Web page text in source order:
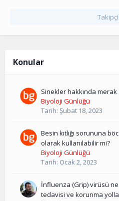
Konular
Sinekler hakkında
Biyoloji Günlüğü
Tarih: Şubat 18, 2023
Besin kıtlığı sorununa
olarak kullanılabilir mi?
Biyoloji Günlüğü
Tarih: Ocak 2, 2023
İnfluenza (Grip) virüsü
tedavisi ve korunma